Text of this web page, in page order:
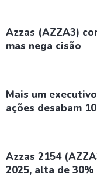
Azzas (AZZA3)
mas nega cisão
Mais um
ações desabam
Azzas 2154
2025, alta de 30%